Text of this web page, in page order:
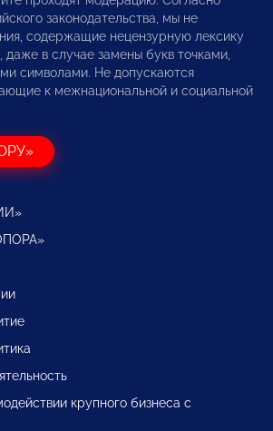
законодательства, мы не
содержащие нецензурную лексику
в случае замены букв точками,
символами. Не допускаются
к межнациональной и социальной
крупного бизнеса с